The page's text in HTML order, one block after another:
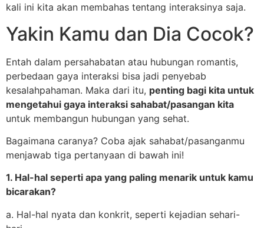
kali ini kita akan membahas tentang interaksinya saja.
Yakin Kamu dan Dia Cocok?
Entah dalam persahabatan atau hubungan romantis,
perbedaan gaya interaksi bisa jadi penyebab
kesalahpahaman. Maka dari itu, penting bagi kita untuk
mengetahui gaya interaksi sahabat/pasangan kita
untuk membangun hubungan yang sehat.
Bagaimana caranya? Coba ajak sahabat/pasanganmu
menjawab tiga pertanyaan di bawah ini!
1. Hal-hal seperti apa yang paling menarik untuk kamu
bicarakan?
a. Hal-hal nyata dan konkrit, seperti kejadian sehari-